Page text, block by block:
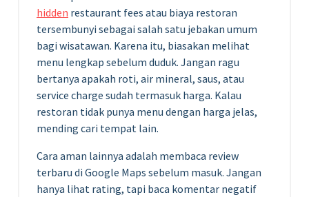
hidden restaurant fees atau biaya restoran
tersembunyi sebagai salah satu jebakan umum
bagi wisatawan. Karena itu, biasakan melihat
menu lengkap sebelum duduk. Jangan ragu
bertanya apakah roti, air mineral, saus, atau
service charge sudah termasuk harga. Kalau
restoran tidak punya menu dengan harga jelas,
mending cari tempat lain.
Cara aman lainnya adalah membaca review
terbaru di Google Maps sebelum masuk. Jangan
hanya lihat rating, tapi baca komentar negatif